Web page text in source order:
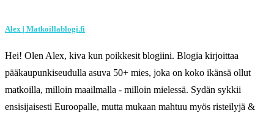
Alex | Matkoillablogi.fi
Hei! Olen Alex, kiva kun poikkesit blogiini. Blogia kirjoittaa
pääkaupunkiseudulla asuva 50+ mies, joka on koko ikänsä ollut
matkoilla, milloin maailmalla - milloin mielessä. Sydän sykkii
ensisijaisesti Euroopalle, mutta mukaan mahtuu myös risteilyjä &